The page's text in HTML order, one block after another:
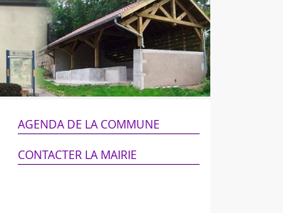
AGENDA DE LA COMMUNE
CONTACTER LA MAIRIE